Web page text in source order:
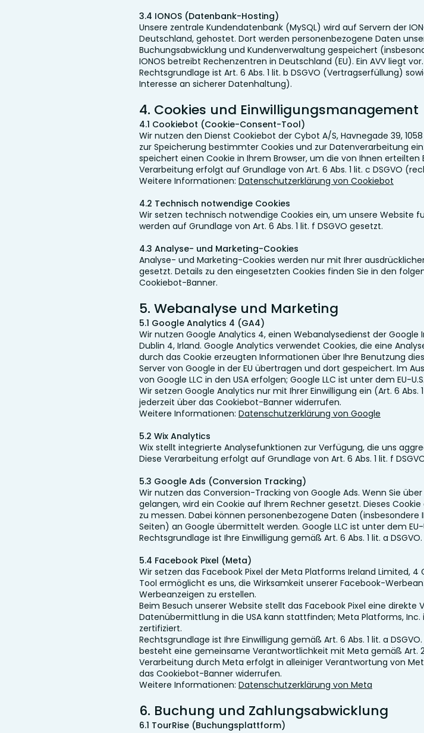
3.4 IONOS (Datenbank-Hosting)
Unsere zentrale Kundendatenbank (MySQL) wird auf Servern der
Deutschland, gehostet. Dort werden personenbezogene Daten
Buchungsabwicklung und Kundenverwaltung gespeichert
IONOS betreibt Rechenzentren in Deutschland (EU). Ein AVV liegt vor.
Rechtsgrundlage ist Art. 6 Abs. 1 lit. b DSGVO (Vertragserfüllung)
Interesse an sicherer Datenhaltung).
4. Cookies und Einwilligungsmanagement
4.1 Cookiebot (Cookie-Consent-Tool)
Wir nutzen den Dienst Cookiebot der Cybot A/S, Havnegade 39,
zur Speicherung bestimmter Cookies und zur Datenverarbeitung
speichert einen Cookie in Ihrem Browser, um die von Ihnen erteilten
Verarbeitung erfolgt auf Grundlage von Art. 6 Abs. 1 lit. c DSGVO
Weitere Informationen: Datenschutzerklärung von Cookiebot
4.2 Technisch notwendige Cookies
Wir setzen technisch notwendige Cookies ein, um unsere Website
werden auf Grundlage von Art. 6 Abs. 1 lit. f DSGVO gesetzt.
4.3 Analyse- und Marketing-Cookies
Analyse- und Marketing-Cookies werden nur mit Ihrer
gesetzt. Details zu den eingesetzten Cookies finden Sie in den
Cookiebot-Banner.
5. Webanalyse und Marketing
5.1 Google Analytics 4 (GA4)
Wir nutzen Google Analytics 4, einen Webanalysedienst der Google
Dublin 4, Irland. Google Analytics verwendet Cookies, die eine
durch das Cookie erzeugten Informationen über Ihre Benutzung
Server von Google in der EU übertragen und dort gespeichert. Im
von Google LLC in den USA erfolgen; Google LLC ist unter dem EU-
Wir setzen Google Analytics nur mit Ihrer Einwilligung ein (Art. 6 Abs.
jederzeit über das Cookiebot-Banner widerrufen.
Weitere Informationen: Datenschutzerklärung von Google
5.2 Wix Analytics
Wix stellt integrierte Analysefunktionen zur Verfügung, die uns
Diese Verarbeitung erfolgt auf Grundlage von Art. 6 Abs. 1 lit. f
5.3 Google Ads (Conversion Tracking)
Wir nutzen das Conversion-Tracking von Google Ads. Wenn Sie
gelangen, wird ein Cookie auf Ihrem Rechner gesetzt. Dieses
zu messen. Dabei können personenbezogene Daten
Seiten) an Google übermittelt werden. Google LLC ist unter dem
Rechtsgrundlage ist Ihre Einwilligung gemäß Art. 6 Abs. 1 lit. a DSGVO.
5.4 Facebook Pixel (Meta)
Wir setzen das Facebook Pixel der Meta Platforms Ireland Limited, 4
Tool ermöglicht es uns, die Wirksamkeit unserer Facebook-
Werbeanzeigen zu erstellen.
Beim Besuch unserer Website stellt das Facebook Pixel eine direkte
Datenübermittlung in die USA kann stattfinden; Meta Platforms, Inc.
zertifiziert.
Rechtsgrundlage ist Ihre Einwilligung gemäß Art. 6 Abs. 1 lit. a
besteht eine gemeinsame Verantwortlichkeit mit Meta gemäß Art.
Verarbeitung durch Meta erfolgt in alleiniger Verantwortung von
das Cookiebot-Banner widerrufen.
Weitere Informationen: Datenschutzerklärung von Meta
6. Buchung und Zahlungsabwicklung
6.1 TourRise (Buchungsplattform)